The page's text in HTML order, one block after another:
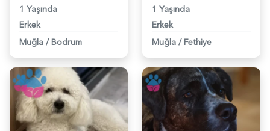
1 Yaşında
Erkek
Muğla / Bodrum
1 Yaşında
Erkek
Muğla / Fethiye